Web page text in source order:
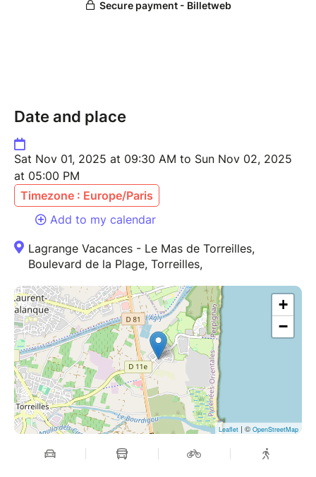
méridiens et points d'acupuncture pour dynamiser la
Infos pratiques:
120€ (50€ Arrhes à verser à l'inscription)
Contact : 06 21 98 63 09
g.dhauteville@gmail.com
infos :Stage Qi vitalité
Date and place
Sat Nov 01, 2025 at 09:30 AM to Sun Nov 02, 2025
at 05:00 PM
Timezone : Europe/Paris
Add to my calendar
Lagrange Vacances - Le Mas de Torreilles,
Boulevard de la Plage, Torreilles,
+
−
Leaflet | © OpenStreetMap